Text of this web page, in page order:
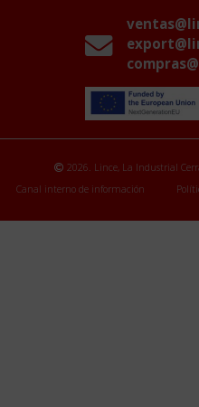
2026. Lince, La Industrial
Canal interno de información